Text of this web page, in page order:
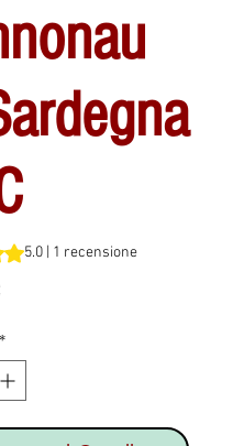
di 1 recensione, la
5.0 | 1 recensione
*